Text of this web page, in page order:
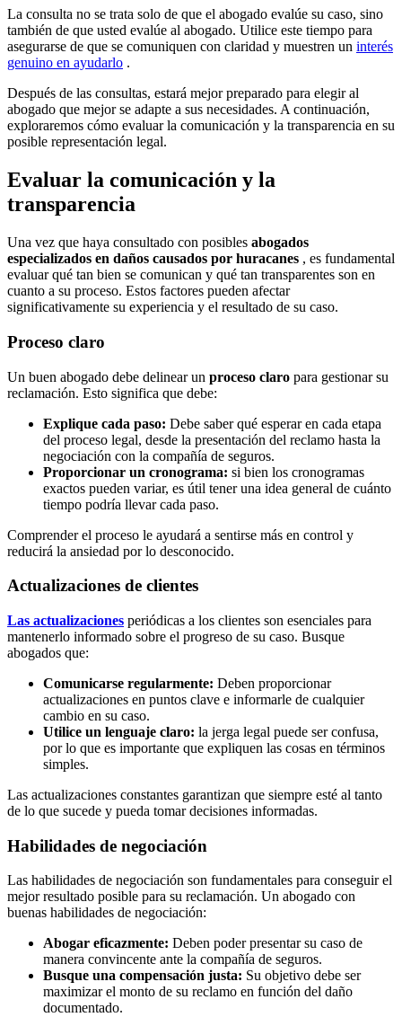
La consulta no se trata solo de que el abogado evalúe su caso, sino
también de que usted evalúe al abogado. Utilice este tiempo para
asegurarse de que se comuniquen con claridad y muestren un interés
genuino en ayudarlo .
Después de las consultas, estará mejor preparado para elegir al
abogado que mejor se adapte a sus necesidades. A continuación,
exploraremos cómo evaluar la comunicación y la transparencia en su
posible representación legal.
Evaluar la comunicación y la
transparencia
Una vez que haya consultado con posibles abogados
especializados en daños causados ​​por huracanes , es fundamental
evaluar qué tan bien se comunican y qué tan transparentes son en
cuanto a su proceso. Estos factores pueden afectar
significativamente su experiencia y el resultado de su caso.
Proceso claro
Un buen abogado debe delinear un proceso claro para gestionar su
reclamación. Esto significa que debe:
Explique cada paso: Debe saber qué esperar en cada etapa
del proceso legal, desde la presentación del reclamo hasta la
negociación con la compañía de seguros.
Proporcionar un cronograma: si bien los cronogramas
exactos pueden variar, es útil tener una idea general de cuánto
tiempo podría llevar cada paso.
Comprender el proceso le ayudará a sentirse más en control y
reducirá la ansiedad por lo desconocido.
Actualizaciones de clientes
Las actualizaciones periódicas a los clientes son esenciales para
mantenerlo informado sobre el progreso de su caso. Busque
abogados que:
Comunicarse regularmente: Deben proporcionar
actualizaciones en puntos clave e informarle de cualquier
cambio en su caso.
Utilice un lenguaje claro: la jerga legal puede ser confusa,
por lo que es importante que expliquen las cosas en términos
simples.
Las actualizaciones constantes garantizan que siempre esté al tanto
de lo que sucede y pueda tomar decisiones informadas.
Habilidades de negociación
Las habilidades de negociación son fundamentales para conseguir el
mejor resultado posible para su reclamación. Un abogado con
buenas habilidades de negociación:
Abogar eficazmente: Deben poder presentar su caso de
manera convincente ante la compañía de seguros.
Busque una compensación justa: Su objetivo debe ser
maximizar el monto de su reclamo en función del daño
documentado.